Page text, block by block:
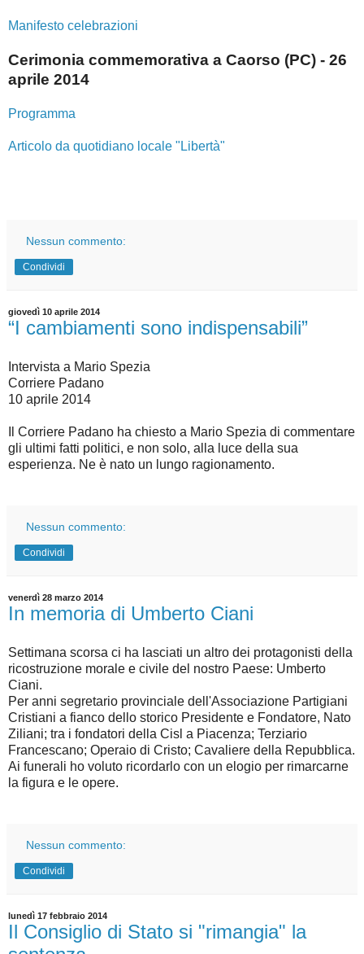
Manifesto celebrazioni
Cerimonia commemorativa a Caorso (PC) - 26
aprile 2014
Programma
Articolo da quotidiano locale "Libertà"
Nessun commento:
Condividi
giovedì 10 aprile 2014
“I cambiamenti sono indispensabili”
Intervista a Mario Spezia
Corriere Padano
10 aprile 2014
Il Corriere Padano ha chiesto a Mario Spezia di commentare
gli ultimi fatti politici, e non solo, alla luce della sua
esperienza. Ne è nato un lungo ragionamento.
Nessun commento:
Condividi
venerdì 28 marzo 2014
In memoria di Umberto Ciani
Settimana scorsa ci ha lasciati un altro dei protagonisti della
ricostruzione morale e civile del nostro Paese: Umberto
Ciani.
Per anni segretario provinciale dell'Associazione Partigiani
Cristiani a fianco dello storico Presidente e Fondatore, Nato
Ziliani; tra i fondatori della Cisl a Piacenza; Terziario
Francescano; Operaio di Cristo; Cavaliere della Repubblica.
Ai funerali ho voluto ricordarlo con un elogio per rimarcarne
la figura e le opere.
Nessun commento:
Condividi
lunedì 17 febbraio 2014
Il Consiglio di Stato si "rimangia" la